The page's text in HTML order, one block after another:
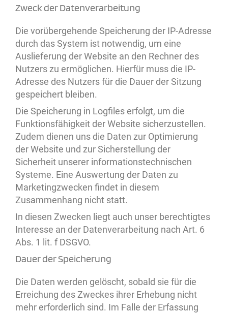
Zweck der Datenverarbeitung
Die vorübergehende Speicherung der IP-Adresse
durch das System ist notwendig, um eine
Auslieferung der Website an den Rechner des
Nutzers zu ermöglichen. Hierfür muss die IP-
Adresse des Nutzers für die Dauer der Sitzung
gespeichert bleiben.
Die Speicherung in Logfiles erfolgt, um die
Funktionsfähigkeit der Website sicherzustellen.
Zudem dienen uns die Daten zur Optimierung
der Website und zur Sicherstellung der
Sicherheit unserer informationstechnischen
Systeme. Eine Auswertung der Daten zu
Marketingzwecken findet in diesem
Zusammenhang nicht statt.
In diesen Zwecken liegt auch unser berechtigtes
Interesse an der Datenverarbeitung nach Art. 6
Abs. 1 lit. f DSGVO.
Dauer der Speicherung
Die Daten werden gelöscht, sobald sie für die
Erreichung des Zweckes ihrer Erhebung nicht
mehr erforderlich sind. Im Falle der Erfassung